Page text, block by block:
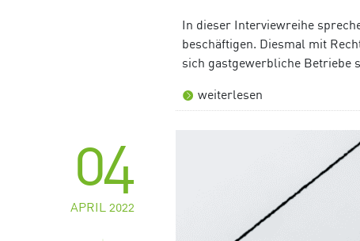
In dieser Interviewreihe
beschäftigen. Diesmal mit
sich gastgewerbliche Betriebe
weiterlesen
04
APRIL 2022